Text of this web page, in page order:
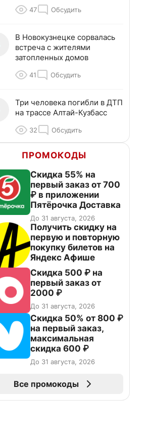
47 Обсудить
В Новокузнецке сорвалась
встреча с жителями
затопленных домов
41 Обсудить
Три человека погибли в ДТП
на трассе Алтай-Кузбасс
32 Обсудить
ПРОМОКОДЫ
Скидка 55% на
первый заказ от 700
₽ в приложении
Пятёрочка Доставка
До 31 августа, 2026
Получить скидку на
первую и повторную
покупку билетов на
Яндекс Афише
Скидка 500 ₽ на
первый заказ от
2000 ₽
До 31 августа, 2026
Скидка 50% от 800 ₽
на первый заказ,
максимальная
скидка 600 ₽
До 31 августа, 2026
Все промокоды